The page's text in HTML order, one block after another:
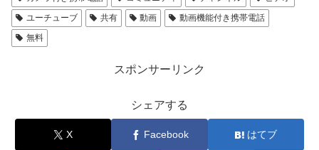
ユーチューブ
共有 動画
動画機能付き携帯電話
無料
スポンサーリンク
シェアする
X Facebook はてブ